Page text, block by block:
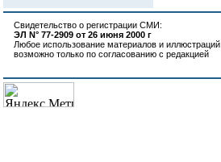
Свидетельство о регистрации СМИ:
ЭЛ N° 77-2909 от 26 июня 2000 г
Любое использование материалов и иллюстраций
возможно только по согласованию с редакцией